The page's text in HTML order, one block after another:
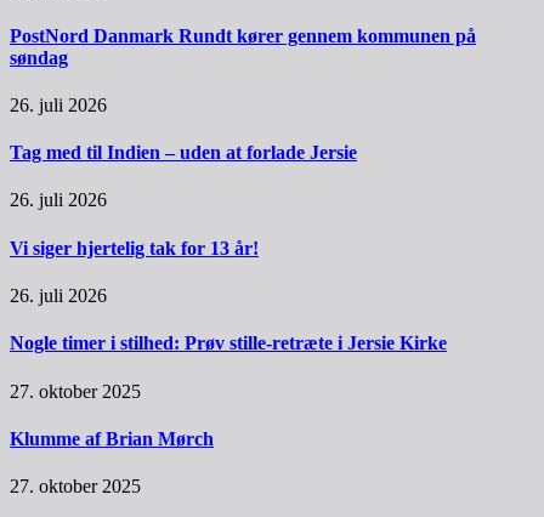
PostNord Danmark Rundt kører gennem kommunen på
søndag
26. juli 2026
Tag med til Indien – uden at forlade Jersie
26. juli 2026
Vi siger hjertelig tak for 13 år!
26. juli 2026
Nogle timer i stilhed: Prøv stille-retræte i Jersie Kirke
27. oktober 2025
Klumme af Brian Mørch
27. oktober 2025